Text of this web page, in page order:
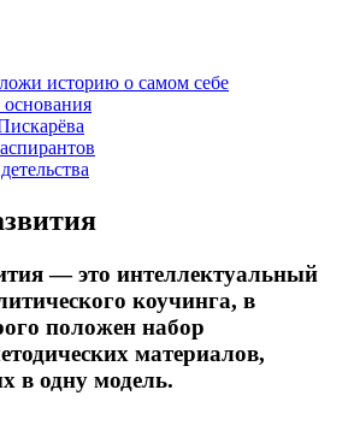
историю о самом себе
основания
— это интеллектуальный
коучинга, в
положен набор
материалов,
в одну модель.